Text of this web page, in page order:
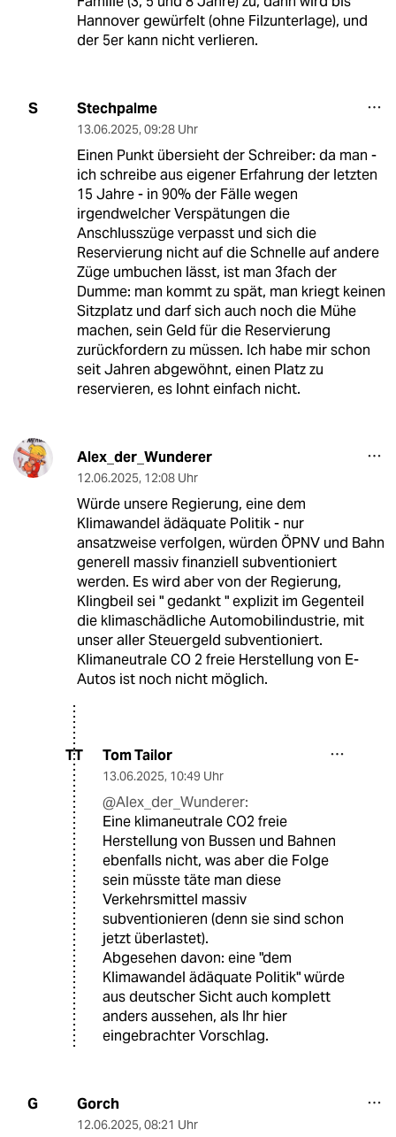
Hannover gewürfelt (ohne Filzunterlage), und
der 5er kann nicht verlieren.
S Stechpalme
13.06.2025, 09:28 Uhr
Einen Punkt übersieht der Schreiber: da man -
ich schreibe aus eigener Erfahrung der letzten
15 Jahre - in 90% der Fälle wegen
irgendwelcher Verspätungen die
Anschlusszüge verpasst und sich die
Reservierung nicht auf die Schnelle auf andere
Züge umbuchen lässt, ist man 3fach der
Dumme: man kommt zu spät, man kriegt keinen
Sitzplatz und darf sich auch noch die Mühe
machen, sein Geld für die Reservierung
zurückfordern zu müssen. Ich habe mir schon
seit Jahren abgewöhnt, einen Platz zu
reservieren, es lohnt einfach nicht.
Alex_der_Wunderer
12.06.2025, 12:08 Uhr
Würde unsere Regierung, eine dem
Klimawandel ädäquate Politik - nur
ansatzweise verfolgen, würden ÖPNV und Bahn
generell massiv finanziell subventioniert
werden. Es wird aber von der Regierung,
Klingbeil sei " gedankt " explizit im Gegenteil
die klimaschädliche Automobilindustrie, mit
unser aller Steuergeld subventioniert.
Klimaneutrale CO 2 freie Herstellung von E-
Autos ist noch nicht möglich.
TT Tom Tailor
13.06.2025, 10:49 Uhr
@Alex_der_Wunderer:
Eine klimaneutrale CO2 freie
Herstellung von Bussen und Bahnen
ebenfalls nicht, was aber die Folge
sein müsste täte man diese
Verkehrsmittel massiv
subventionieren (denn sie sind schon
jetzt überlastet).
Abgesehen davon: eine "dem
Klimawandel ädäquate Politik" würde
aus deutscher Sicht auch komplett
anders aussehen, als Ihr hier
eingebrachter Vorschlag.
G Gorch
12.06.2025, 08:21 Uhr